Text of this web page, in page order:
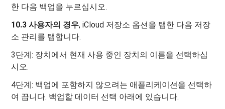
한 다음 백업을 누르십시오.
10.3 사용자의 경우, iCloud 저장소 옵션을 탭한 다음 저장
소 관리를 탭합니다.
3단계: 장치에서 현재 사용 중인 장치의 이름을 선택하십
시오.
4단계: 백업에 포함하지 않으려는 애플리케이션을 선택하
여 끕니다. 백업할 데이터 선택 아래에 있습니다.